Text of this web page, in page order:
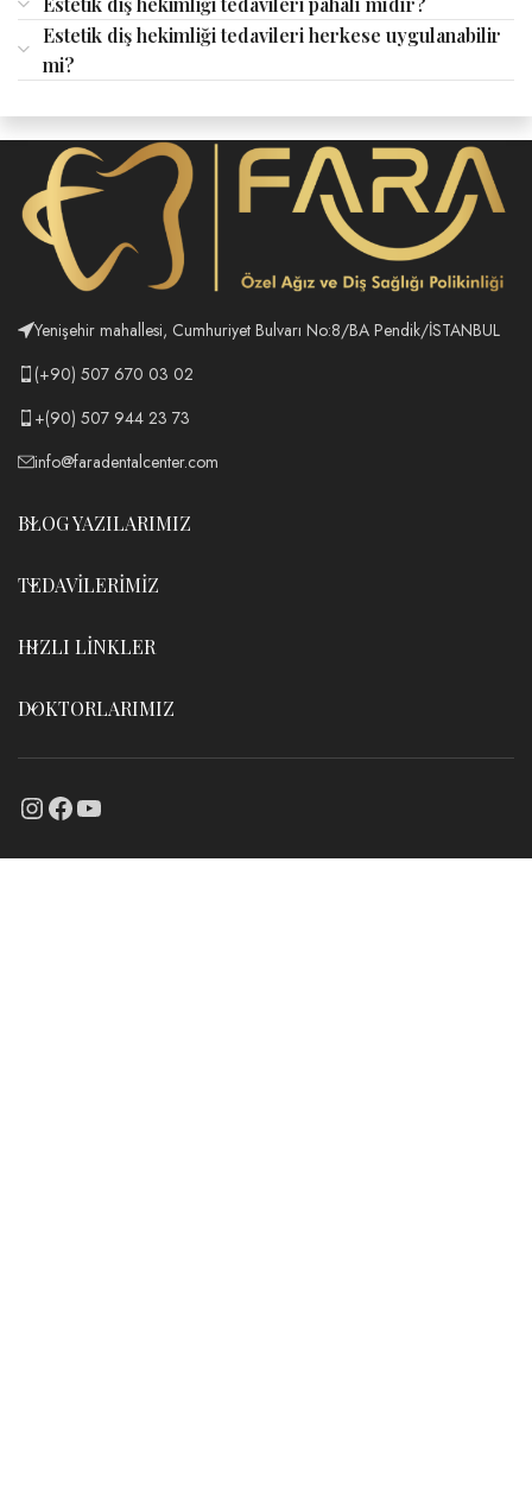
Estetik diş hekimliği tedavileri herkese uygulanabilir
mi?
Yenişehir mahallesi, Cumhuriyet Bulvarı No:8/BA Pendik/İSTANBUL
(+90) 507 670 03 02
+(90) 507 944 23 73
info@faradentalcenter.com
BLOG YAZILARIMIZ
TEDAVİLERİMİZ
HIZLI LİNKLER
DOKTORLARIMIZ
Instagram
Facebook
YouTube